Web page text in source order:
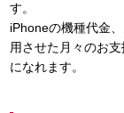
す。
iPhoneの機種代金
用させた月々のお
になれます。